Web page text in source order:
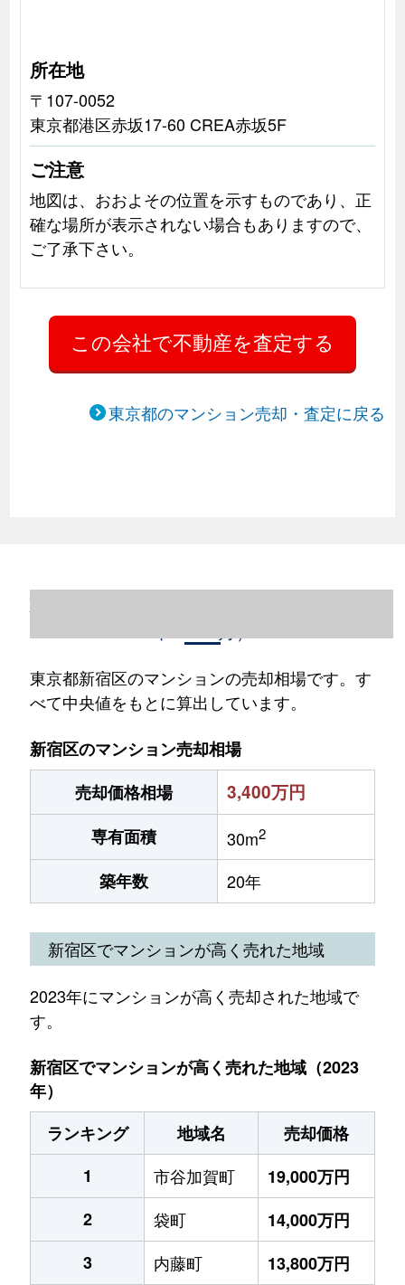
所在地
〒107-0052
東京都港区赤坂17-60 CREA赤坂5F
ご注意
地図は、おおよその位置を示すものであり、正
確な場所が表示されない場合もありますので、
ご了承下さい。
東京都のマンション売却・査定に戻る
東京都新宿区のマンション売却情報（2023
東京都新宿区のマンションの売却相場です。す
べて中央値をもとに算出しています。
新宿区のマンション売却相場
売却価格相場
3,400万円
専有面積 30m2
築年数 20年
新宿区でマンションが高く売れた地域
2023年にマンションが高く売却された地域で
す。
新宿区でマンションが高く売れた地域（2023
年）
ランキング
地域名
売却価格
1
市谷加賀町
19,000万円
2
袋町
14,000万円
3
内藤町 13,800万円